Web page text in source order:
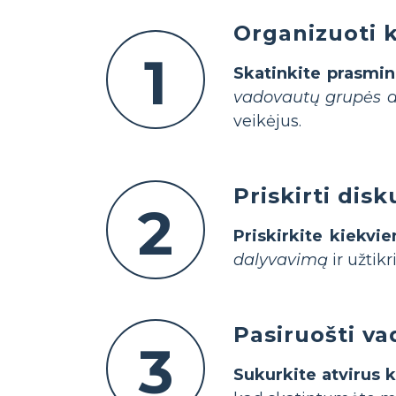
1
Organizuoti
Skatinkite
vadovautų grupės
veikėjus.
2
Priskirti
Priskirkite
dalyvavimą ir
3
Pasiruošti
Sukurkite atvirus